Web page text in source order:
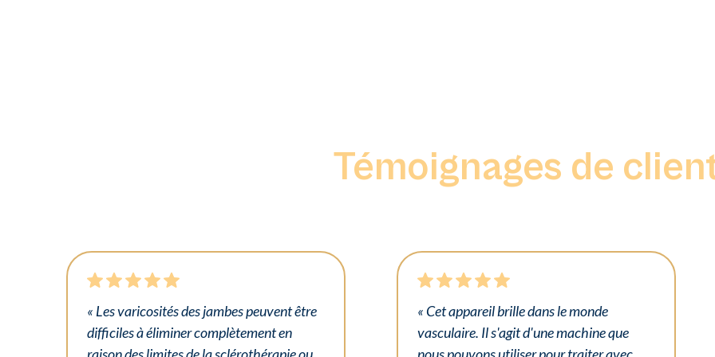
Témoignages de
« Les varicosités des jambes peuvent être
difficiles à éliminer complètement en
« Cet appareil brille dans le monde
vasculaire. Il s'agit d'une machine que